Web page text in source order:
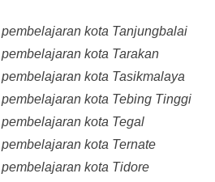
kota Tanjungbalai
kota Tarakan
kota Tasikmalaya
kota Tebing Tinggi
kota Tegal
kota Ternate
kota Tidore